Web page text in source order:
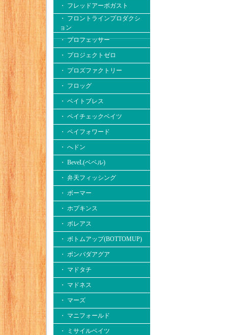
・ フレッドアーボガスト
・ フロントラインプロダクシ
ョン
・ プロフェッサー
・ プロジェクトゼロ
・ プロズファクトリー
・ フロッグ
・ ベイトブレス
・ ペイチェックベイツ
・ ペイフォワード
・ へドン
・ BeveL(ベベル)
・ 弁天フィッシング
・ ボーマー
・ ホプキンス
・ ボレアス
・ ボトムアップ(BOTTOMUP)
・ ボンバダアグア
・ マドタチ
・ マドネス
・ マーズ
・ マニフォールド
・ ミサイルベイツ